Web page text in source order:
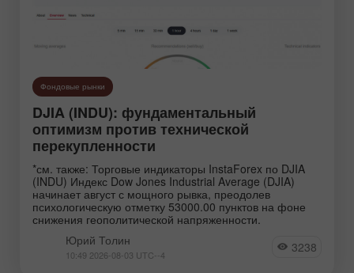
Фондовые рынки
DJIA (INDU): фундаментальный
оптимизм против технической
перекупленности
*см. также: Торговые индикаторы InstaForex по DJIA
(INDU) Индекс Dow Jones Industrial Average (DJIA)
начинает август с мощного рывка, преодолев
психологическую отметку 53000.00 пунктов на фоне
снижения геополитической напряженности.
Юрий Толин
10:49 2026-08-03 UTC--4 3238